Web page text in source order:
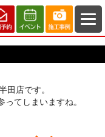
田店です。
てしまいますね。